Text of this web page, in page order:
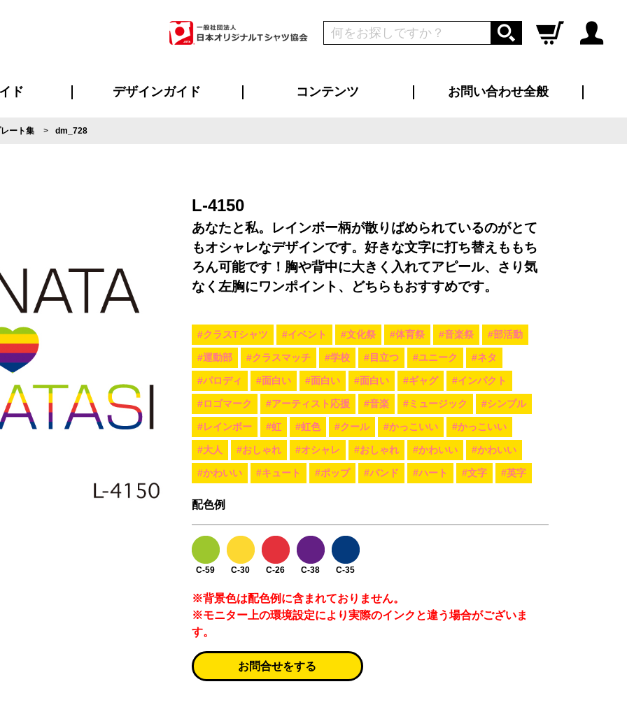
ログイン
ド
へ
ついて
ージ
について
ついて
リット
問
デザインガイド コンテンツ お問い合わせ全般
ート集 dm_728
L-4150
あなたと私。レインボー柄が散りばめられているのがとて
もオシャレなデザインです。好きな文字に打ち替えももち
ろん可能です！胸や背中に大きく入れてアピール、さり気
なく左胸にワンポイント、どちらもおすすめです。
#クラスTシャツ #イベント #文化祭 #体育祭 #音楽祭 #部活動
#運動部 #クラスマッチ #学校 #目立つ #ユニーク #ネタ
#パロディ #面白い #面白い #面白い #ギャグ #インパクト
#ロゴマーク #アーティスト応援 #音楽 #ミュージック #シンプル
#レインボー #虹 #虹色 #クール #かっこいい #かっこいい
#大人 #おしゃれ #オシャレ #おしゃれ #かわいい #かわいい
#かわいい #キュート #ポップ #バンド #ハート #文字 #英字
配色例
C-59 C-30 C-26 C-38 C-35
※背景色は配色例に含まれておりません。
※モニター上の環境設定により実際のインクと違う場合がございま
す。
お問合せをする